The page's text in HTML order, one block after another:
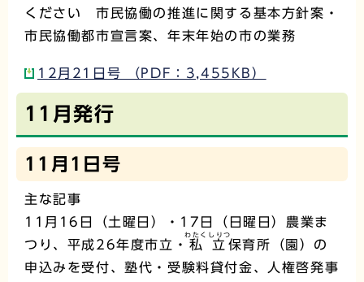
ください 市民協働の推進に関する基本方針案・
市民協働都市宣言案、年末年始の市の業務
12月21日号 （PDF：3,455KB）
11月発行
11月1日号
主な記事
11月16日（土曜日）・17日（日曜日）農業ま
つり、平成26年度市立・ 私立
わたくしりつ
保育所（園）の
申込みを受付、塾代・受験料貸付金、人権啓発事